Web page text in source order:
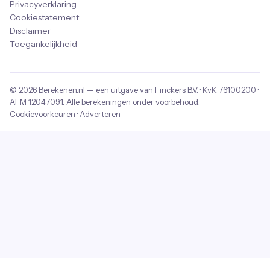
Privacyverklaring
Cookiestatement
Disclaimer
Toegankelijkheid
© 2026 Berekenen.nl — een uitgave van Finckers B.V. · KvK 76100200 ·
AFM 12047091 . Alle berekeningen onder voorbehoud.
Cookievoorkeuren · Adverteren